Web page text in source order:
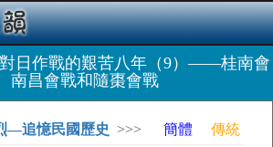
日作戰的艱苦八年（9）——桂南會
南昌會戰和隨棗會戰
—追憶民國歷史 >>> 簡體 傳統